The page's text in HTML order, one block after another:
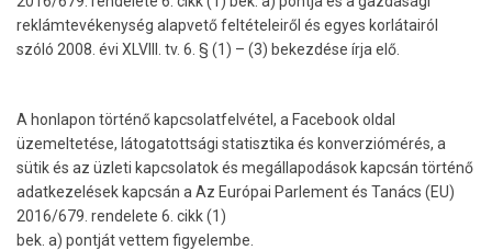
reklámtevékenység alapvető feltételeiről és egyes korlátairól
szóló 2008. évi XLVIII. tv. 6. § (1) – (3) bekezdése írja elő.
A honlapon történő kapcsolatfelvétel, a Facebook oldal
üzemeltetése, látogatottsági statisztika és konverziómérés, a
sütik és az üzleti kapcsolatok és megállapodások kapcsán történő
adatkezelések kapcsán a Az Európai Parlement és Tanács (EU)
2016/679. rendelete 6. cikk (1)
bek. a) pontját vettem figyelembe.